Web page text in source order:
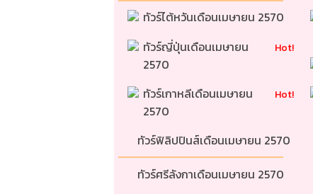
ทัวร์ไต้หวันเดือนเมษายน 2570
ทัวร์ญี่ปุ่นเดือนเมษายน
2570
Hot!
ทัวร์เกาหลีเดือนเมษายน
2570
Hot!
ทัวร์ฟิลิปปินส์เดือนเมษายน 2570
ทัวร์ศรีลังกาเดือนเมษายน 2570